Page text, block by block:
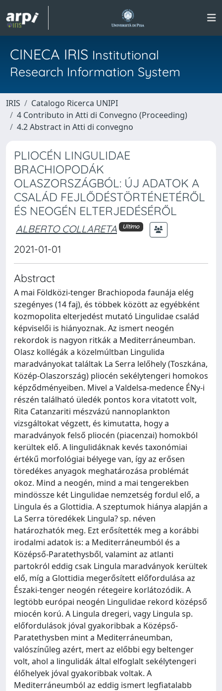
CINECA IRIS Institutional
Research Information System
IRIS
Catalogo Ricerca UNIPI
4 Contributo in Atti di Convegno (Proceeding)
4.2 Abstract in Atti di convegno
PLIOCÉN LINGULIDAE
BRACHIOPODÁK
OLASZORSZÁGBÓL: ÚJ ADATOK A
CSALÁD FEJLŐDÉSTÖRTÉNETÉRŐL
ÉS NEOGÉN ELTERJEDÉSÉRŐL
ALBERTO COLLARETA Ultimo
2021-01-01
Abstract
A mai Földközi-tenger Brachiopoda faunája elég
szegényes (14 faj), és többek között az egyébként
kozmopolita elterjedést mutató Lingulidae család
képviselői is hiányoznak. Az ismert neogén
rekordok is nagyon ritkák a Mediterráneumban.
Olasz kollégák a közelmúltban Lingulida
maradványokat találtak La Serra lelőhely (Toszkána,
Közép-Olaszország) pliocén sekélytengeri homokos
képződményeiben. Mivel a Valdelsa-medence ÉNy-i
részén található üledék pontos kora vitatott volt,
Rita Catanzariti mészvázú nannoplankton
vizsgáltokat végzett, és kimutatta, hogy a
maradványok felső pliocén (piacenzai) homokból
kerültek elő. A lingulidáknak kevés taxonómiai
értékű morfológiai bélyege van, így az erősen
töredékes anyagok meghatározása problémát
okoz. Mind a neogén, mind a mai tengerekben
mindössze két Lingulidae nemzetség fordul elő, a
Lingula és a Glottidia. A szeptumok hiánya alapján a
La Serra töredékek Lingula? sp. néven
határozhatók meg. Ezt erősítették meg a korábbi
irodalmi adatok is: a Mediterráneumból és a
Középső-Paratethysből, valamint az atlanti
partokról eddig csak Lingula maradványok kerültek
elő, míg a Glottidia megerősített előfordulása az
Északi-tenger neogén rétegeire korlátozódik. A
legtöbb európai neogén Lingulidae rekord középső
miocén korú. A Lingula dregeri, vagy Lingula sp.
előfordulások jóval gyakoribbak a Középső-
Paratethysben mint a Mediterráneumban,
valószínűleg azért, mert az előbbi egy beltenger
volt, ahol a lingulidák által elfoglalt sekélytengeri
élőhelyek jóval gyakoribbak voltak. A
Mediterráneumból az eddig ismert legfiatalabb